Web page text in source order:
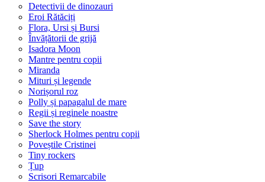
Detectivii de dinozauri
Eroi Rătăciți
Flora, Ursi și Bursi
Învățătorii de grijă
Isadora Moon
Mantre pentru copii
Miranda
Mituri și legende
Norișorul roz
Polly și papagalul de mare
Regii și reginele noastre
Save the story
Sherlock Holmes pentru copii
Poveștile Cristinei
Tiny rockers
Țup
Scrisori Remarcabile